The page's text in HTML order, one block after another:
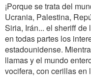
¡Porque se trata del
Ucrania, Palestina,
Siria, Irán... el sheriff
en todas partes los
estadounidense.
llamas y el mundo
vocifera, con cerillas en